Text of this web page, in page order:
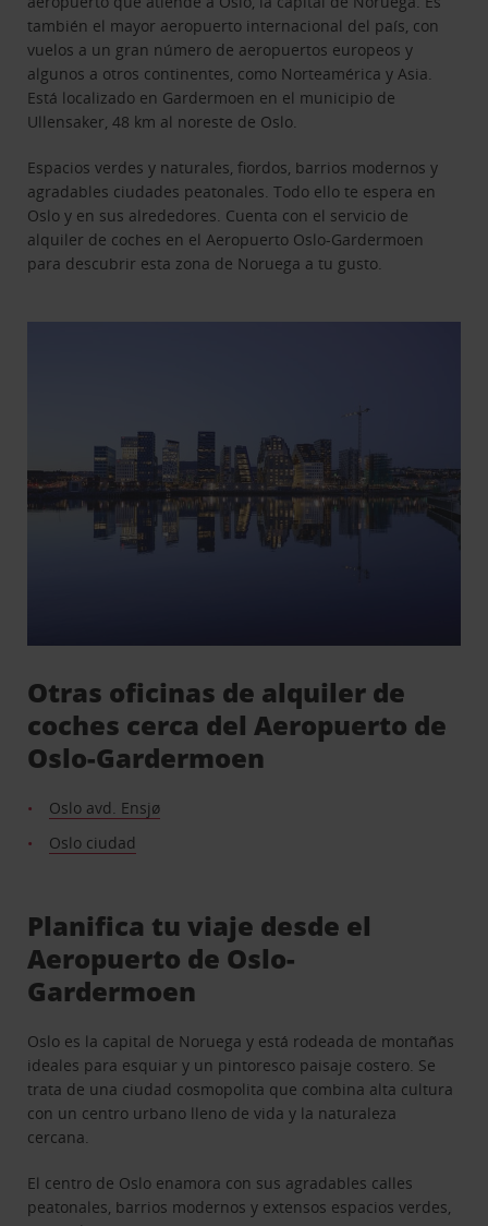
también el mayor aeropuerto internacional del país, con
vuelos a un gran número de aeropuertos europeos y
algunos a otros continentes, como Norteamérica y Asia.
Está localizado en Gardermoen en el municipio de
Ullensaker, 48 km al noreste de Oslo.
Espacios verdes y naturales, fiordos, barrios modernos y
agradables ciudades peatonales. Todo ello te espera en
Oslo y en sus alrededores. Cuenta con el servicio de
alquiler de coches en el Aeropuerto Oslo-Gardermoen
para descubrir esta zona de Noruega a tu gusto.
Otras oficinas de alquiler de
coches cerca del Aeropuerto de
Oslo-Gardermoen
Oslo avd. Ensjø
Oslo ciudad
Planifica tu viaje desde el
Aeropuerto de Oslo-
Gardermoen
Oslo es la capital de Noruega y está rodeada de montañas
ideales para esquiar y un pintoresco paisaje costero. Se
trata de una ciudad cosmopolita que combina alta cultura
con un centro urbano lleno de vida y la naturaleza
cercana.
El centro de Oslo enamora con sus agradables calles
peatonales, barrios modernos y extensos espacios verdes,